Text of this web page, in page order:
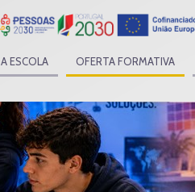
A ESCOLA OFERTA FORMATIVA